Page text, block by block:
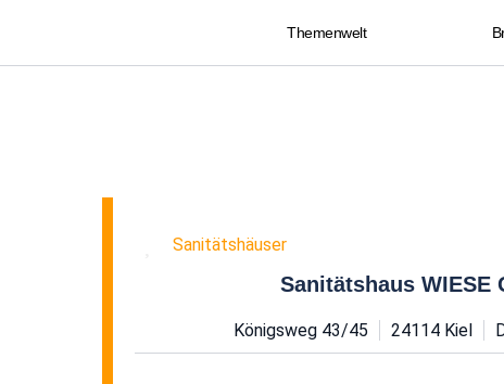
Themenwelt
Favorit
Sanitätshäuser
Sanitätshaus WIESE
Königsweg 43/45 24114 Kiel